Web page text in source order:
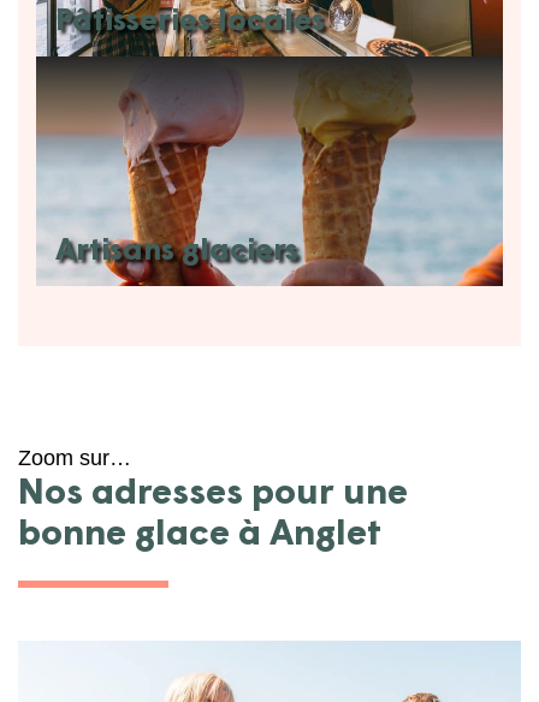
Pâtisseries locales
Artisans glaciers
Zoom sur…
Nos adresses pour une
bonne glace à Anglet